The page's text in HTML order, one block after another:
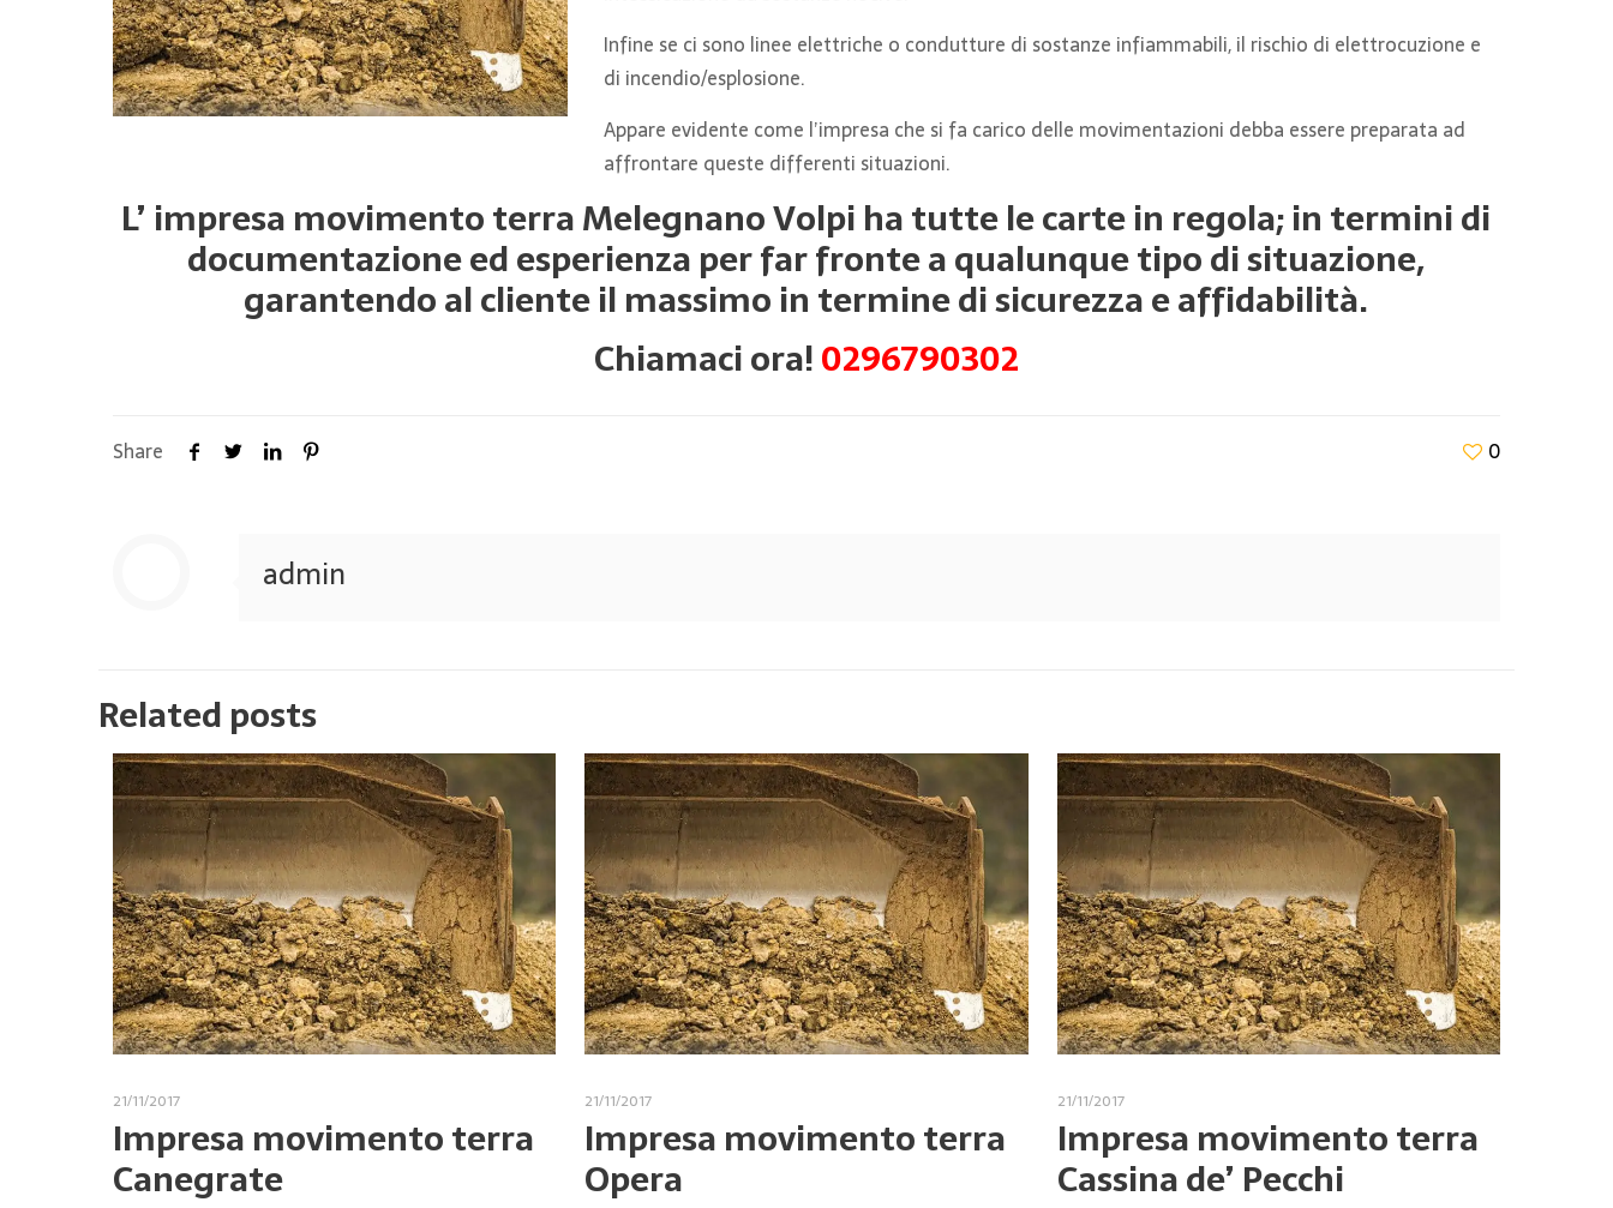
Infine se ci sono linee elettriche o condutture di sostanze infiammabili, il rischio di elettrocuzione e
di incendio/esplosione.
Appare evidente come l’impresa che si fa carico delle movimentazioni debba essere preparata ad
affrontare queste differenti situazioni.
L’ impresa movimento terra Melegnano Volpi ha tutte le carte in regola; in termini di
documentazione ed esperienza per far fronte a qualunque tipo di situazione,
garantendo al cliente il massimo in termine di sicurezza e affidabilità.
Chiamaci ora!0296790302
Share 0
admin
Related posts
21/11/2017
Impresa movimento terra
Canegrate
21/11/2017
Impresa movimento terra
Opera
21/11/2017
Impresa movimento terra
Cassina de’ Pecchi